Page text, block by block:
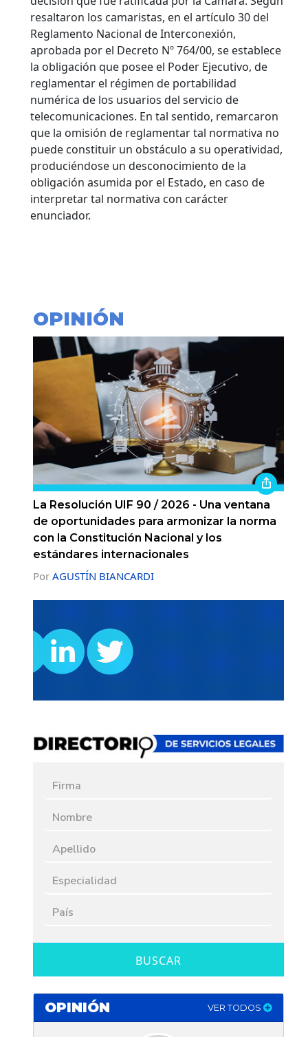
resaltaron los camaristas, en el artículo 30 del
Reglamento Nacional de Interconexión,
aprobada por el Decreto Nº 764/00, se establece
la obligación que posee el Poder Ejecutivo, de
reglamentar el régimen de portabilidad
numérica de los usuarios del servicio de
telecomunicaciones. En tal sentido, remarcaron
que la omisión de reglamentar tal normativa no
puede constituir un obstáculo a su operatividad,
produciéndose un desconocimiento de la
obligación asumida por el Estado, en caso de
interpretar tal normativa con carácter
enunciador.
OPINIÓN
La Resolución UIF 90 / 2026 - Una ventana
de oportunidades para armonizar la norma
con la Constitución Nacional y los
estándares internacionales
Por AGUSTÍN BIANCARDI
BUSCAR
OPINIÓN VER TODOS